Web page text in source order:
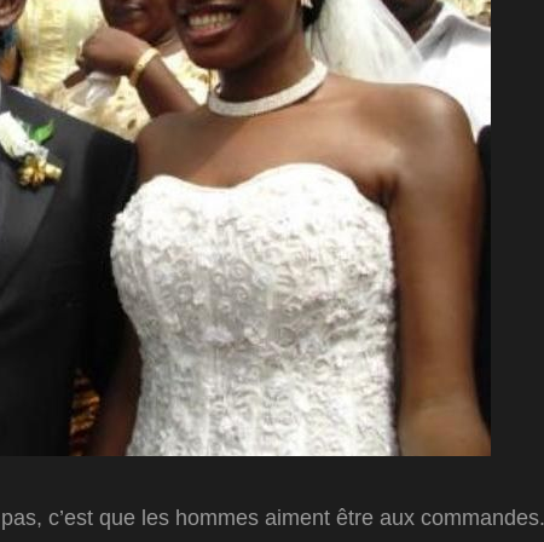
c’est que les hommes aiment être aux commandes.